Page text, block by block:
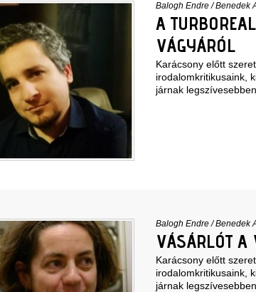
Balogh Endre/Benedek
A
VÁGYÁRÓL
Karácsony előtt
irodalomkritikusaink,
járnak
Balogh Endre/Benedek
VÁSÁRLÓT A
Karácsony előtt
irodalomkritikusaink,
járnak